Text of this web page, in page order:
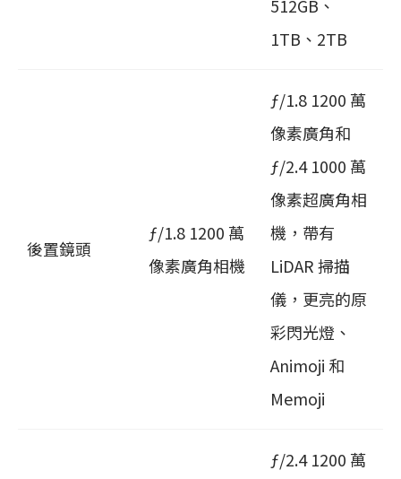
512GB、
1TB、2TB
後置鏡頭
ƒ/1.8 1200 萬
像素廣角相機
ƒ/1.8 1200 萬
像素廣角和
ƒ/2.4 1000 萬
像素超廣角相
機，帶有
LiDAR 掃描
儀，更亮的原
彩閃光燈、
Animoji 和
Memoji
ƒ/2.4 1200 萬